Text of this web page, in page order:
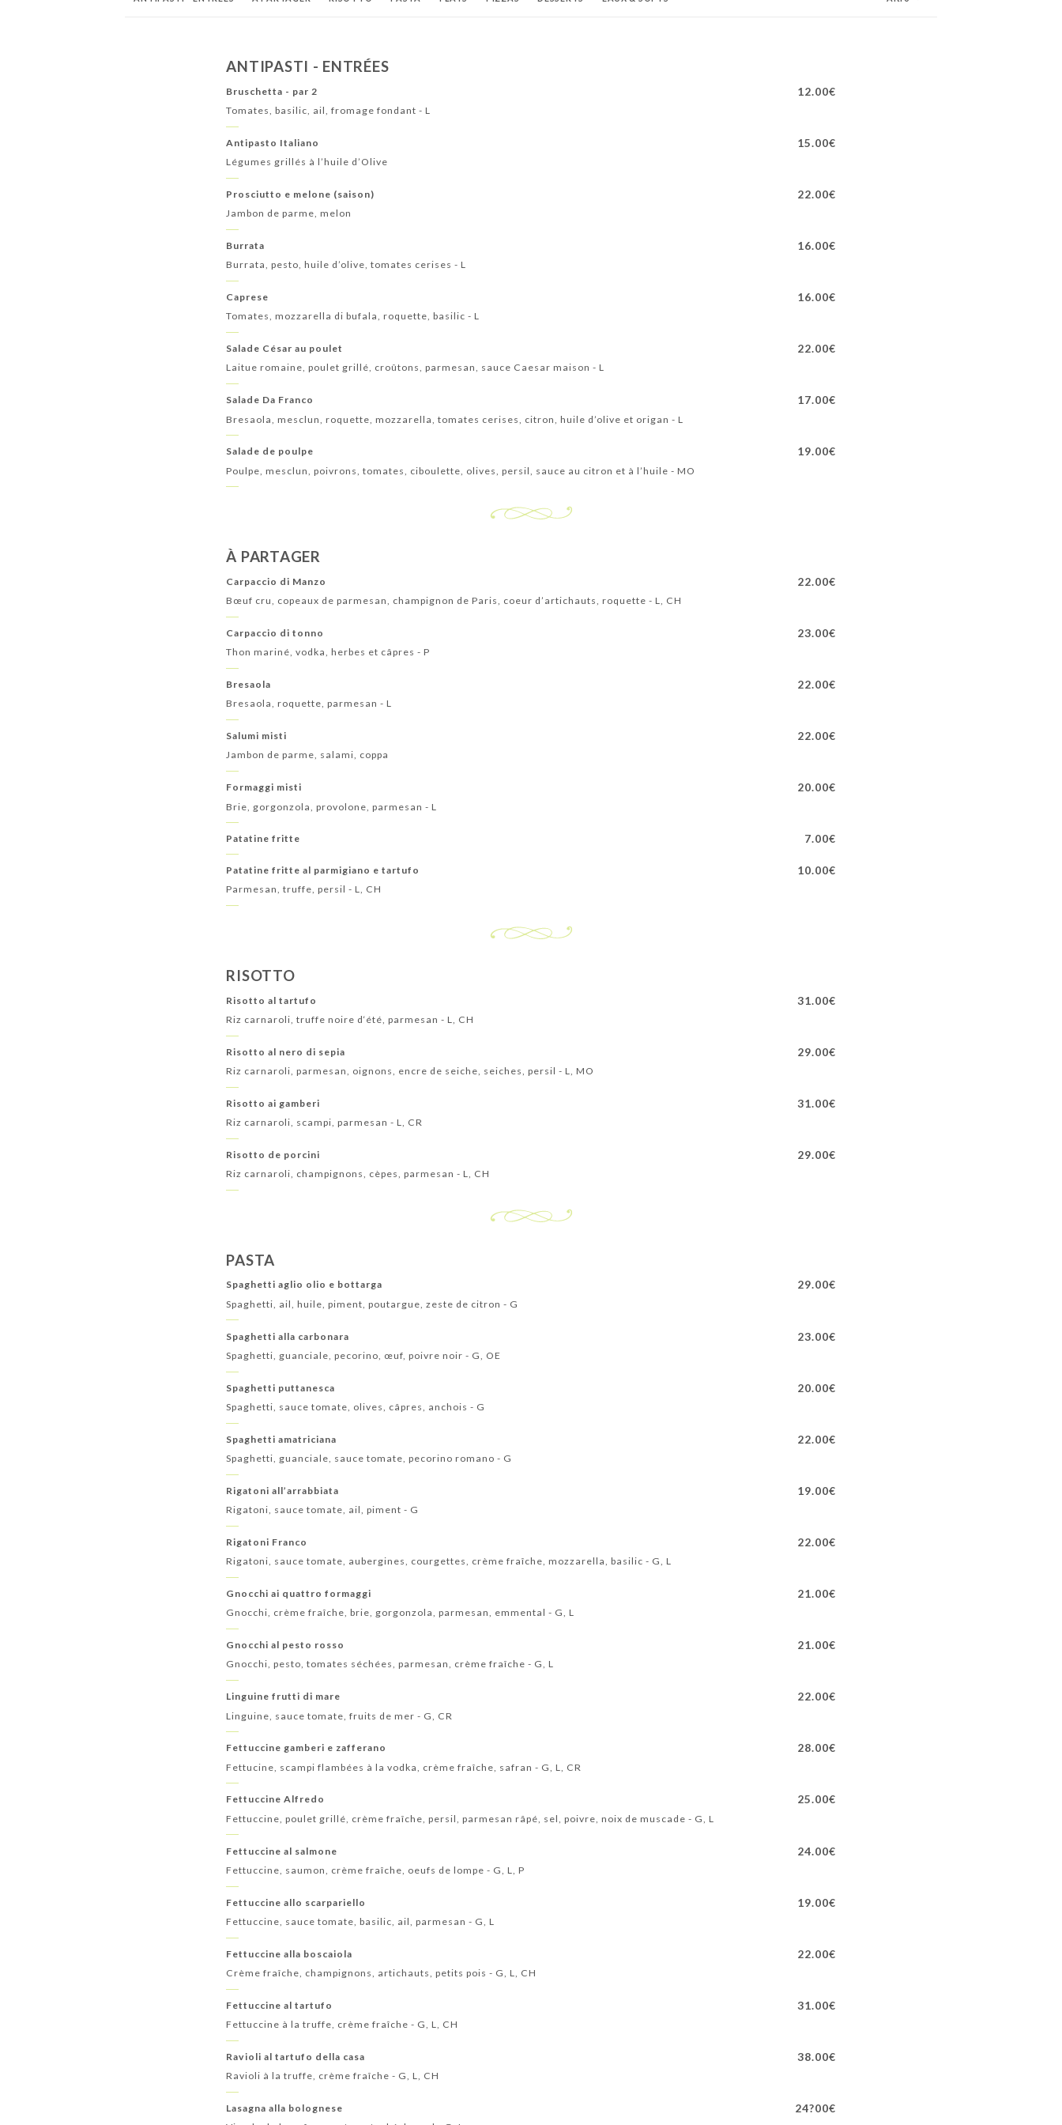
PÉTILLANTS & CHAMPAGNE BOISSONS CHAUDES
ANTIPASTI - ENTRÉES
Bruschetta - par 2 12.00€
Tomates, basilic, ail, fromage fondant - L
Antipasto Italiano 15.00€
Légumes grillés à l’huile d’Olive
Prosciutto e melone (saison) 22.00€
Jambon de parme, melon
Burrata 16.00€
Burrata, pesto, huile d’olive, tomates cerises - L
Caprese 16.00€
Tomates, mozzarella di bufala, roquette, basilic - L
Salade César au poulet 22.00€
Laitue romaine, poulet grillé, croûtons, parmesan, sauce Caesar maison - L
Salade Da Franco 17.00€
Bresaola, mesclun, roquette, mozzarella, tomates cerises, citron, huile d’olive et origan - L
Salade de poulpe 19.00€
Poulpe, mesclun, poivrons, tomates, ciboulette, olives, persil, sauce au citron et à l’huile - MO
À PARTAGER
Carpaccio di Manzo 22.00€
Bœuf cru, copeaux de parmesan, champignon de Paris, coeur d’artichauts, roquette - L, CH
Carpaccio di tonno 23.00€
Thon mariné, vodka, herbes et câpres - P
Bresaola 22.00€
Bresaola, roquette, parmesan - L
Salumi misti 22.00€
Jambon de parme, salami, coppa
Formaggi misti 20.00€
Brie, gorgonzola, provolone, parmesan - L
Patatine fritte 7.00€
Patatine fritte al parmigiano e tartufo 10.00€
Parmesan, truffe, persil - L, CH
RISOTTO
Risotto al tartufo 31.00€
Riz carnaroli, truffe noire d‘été, parmesan - L, CH
Risotto al nero di sepia 29.00€
Riz carnaroli, parmesan, oignons, encre de seiche, seiches, persil - L, MO
Risotto ai gamberi 31.00€
Riz carnaroli, scampi, parmesan - L, CR
Risotto de porcini 29.00€
Riz carnaroli, champignons, cèpes, parmesan - L, CH
PASTA
Spaghetti aglio olio e bottarga 29.00€
Spaghetti, ail, huile, piment, poutargue, zeste de citron - G
Spaghetti alla carbonara 23.00€
Spaghetti, guanciale, pecorino, œuf, poivre noir - G, OE
Spaghetti puttanesca 20.00€
Spaghetti, sauce tomate, olives, câpres, anchois - G
Spaghetti amatriciana 22.00€
Spaghetti, guanciale, sauce tomate, pecorino romano - G
Rigatoni all’arrabbiata 19.00€
Rigatoni, sauce tomate, ail, piment - G
Rigatoni Franco 22.00€
Rigatoni, sauce tomate, aubergines, courgettes, crème fraîche, mozzarella, basilic - G, L
Gnocchi ai quattro formaggi 21.00€
Gnocchi, crème fraîche, brie, gorgonzola, parmesan, emmental - G, L
Gnocchi al pesto rosso 21.00€
Gnocchi, pesto, tomates séchées, parmesan, crème fraîche - G, L
Linguine frutti di mare 22.00€
Linguine, sauce tomate, fruits de mer - G, CR
Fettuccine gamberi e zafferano 28.00€
Fettucine, scampi flambées à la vodka, crème fraîche, safran - G, L, CR
Fettuccine Alfredo 25.00€
Fettuccine, poulet grillé, crème fraîche, persil, parmesan râpé, sel, poivre, noix de muscade - G, L
Fettuccine al salmone 24.00€
Fettuccine, saumon, crème fraîche, oeufs de lompe - G, L, P
Fettuccine allo scarpariello 19.00€
Fettuccine, sauce tomate, basilic, ail, parmesan - G, L
Fettuccine alla boscaiola 22.00€
Crème fraîche, champignons, artichauts, petits pois - G, L, CH
Fettuccine al tartufo 31.00€
Fettuccine à la truffe, crème fraîche - G, L, CH
Ravioli al tartufo della casa 38.00€
Ravioli à la truffe, crème fraîche - G, L, CH
Lasagna alla bolognese 24?00€